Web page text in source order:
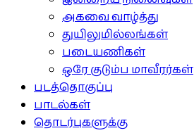
அகவை வாழ்த்து
துயிலுமில்லங்கள்
படையணிகள்
ஒரே குடும்ப மாவீரர்கள்
படத்தொகுப்பு
பாடல்கள்
தொடர்புகளுக்கு